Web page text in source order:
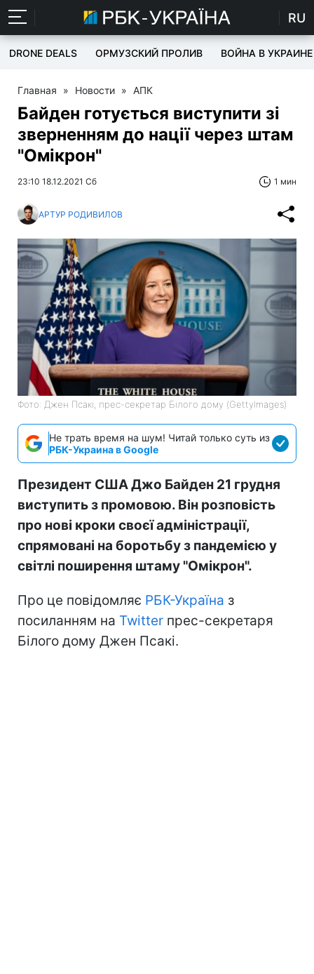
RU
DRONE DEALS ОРМУЗСКИЙ ПРОЛИВ ВОЙНА В УКРАИНЕ
Главная » Новости » АПК
Байден готується виступити зі
зверненням до нації через штам
"Омікрон"
23:10 18.12.2021 Сб 1 мин
АРТУР РОДИВИЛОВ
Фото: Джен Псакі, прес-секретар Білого дому (GettyImages)
Не трать время на шум! Читай только суть из
РБК-Украина в Google
Президент США Джо Байден 21 грудня
виступить з промовою. Він розповість
про нові кроки своєї адміністрації,
спрямовані на боротьбу з пандемією у
світлі поширення штаму "Омікрон".
Про це повідомляє РБК-Україна з
посиланням на Twitter прес-секретаря
Білого дому Джен Псакі.